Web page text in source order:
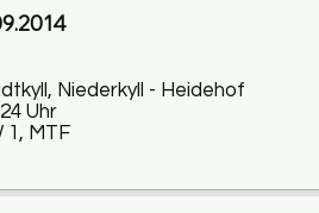
Niederkyll - Heidehof
Uhr
1, MTF